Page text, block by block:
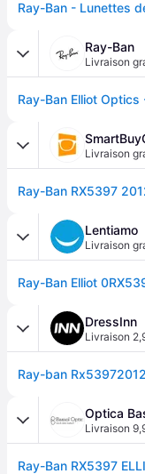
Ray-Ban
Livraison
Livraison
Lentiamo
Livraison
Ray-Ban Elliot
DressInn
Livraison
Optica
Livraison
Ray-Ban RX5397